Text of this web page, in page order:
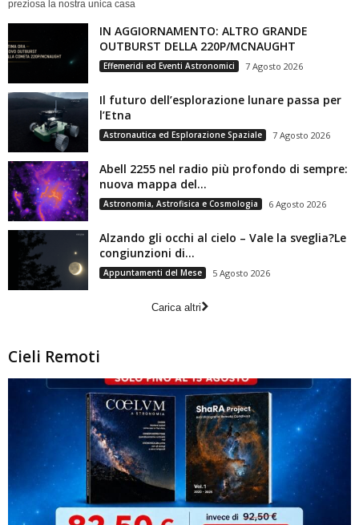
preziosa la nostra unica casa
IN AGGIORNAMENTO: ALTRO GRANDE
OUTBURST DELLA 220P/MCNAUGHT
Effemeridi ed Eventi Astronomici 7 Agosto 2026
Il futuro dell’esplorazione lunare passa per
l’Etna
Astronautica ed Esplorazione Spaziale 7 Agosto 2026
Abell 2255 nel radio più profondo di sempre:
nuova mappa del...
Astronomia, Astrofisica e Cosmologia 6 Agosto 2026
Alzando gli occhi al cielo – Vale la sveglia?Le
congiunzioni di...
Appuntamenti del Mese 5 Agosto 2026
Carica altri
Cieli Remoti